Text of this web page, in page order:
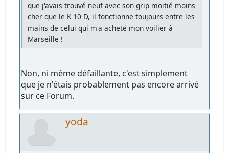
que j'avais trouvé neuf avec son grip moitié moins
cher que le K 10 D, il fonctionne toujours entre les
mains de celui qui m'a acheté mon voilier à
Marseille !
Non, ni même défaillante, c'est simplement
que je n'étais probablement pas encore arrivé
sur ce Forum.
yoda